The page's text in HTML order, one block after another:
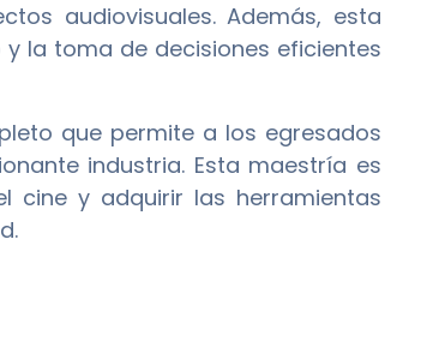
audiovisuales. Además, esta
la toma de decisiones eficientes
que permite a los egresados
industria. Esta maestría es
cine y adquirir las herramientas